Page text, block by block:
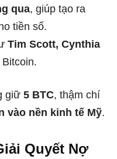
qua, giúp tạo ra
tiền số.
Tim Scott, Cynthia
giữ 5 BTC, thậm chí
vào nền kinh tế Mỹ.
Quyết Nợ